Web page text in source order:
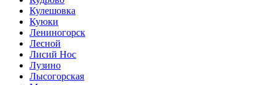
Кулешовка
Куюки
Лениногорск
Лесной
Лисий Нос
Лузино
Лысогорская